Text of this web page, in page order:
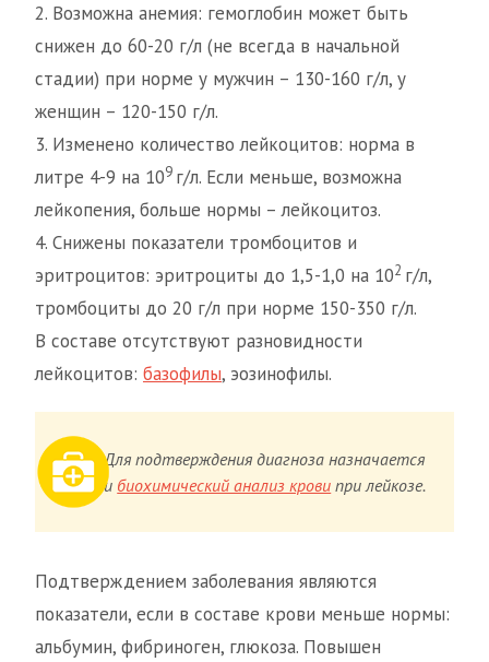
2. Возможна анемия: гемоглобин может быть
снижен до 60-20 г/л (не всегда в начальной
стадии) при норме у мужчин – 130-160 г/л, у
женщин – 120-150 г/л.
3. Изменено количество лейкоцитов: норма в
литре 4-9 на 109 г/л. Если меньше, возможна
лейкопения, больше нормы – лейкоцитоз.
4. Снижены показатели тромбоцитов и
эритроцитов: эритроциты до 1,5-1,0 на 102 г/л,
тромбоциты до 20 г/л при норме 150-350 г/л.
В составе отсутствуют разновидности
лейкоцитов: базофилы, эозинофилы.
Для подтверждения диагноза назначается
и биохимический анализ крови при лейкозе.
Подтверждением заболевания являются
показатели, если в составе крови меньше нормы:
альбумин, фибриноген, глюкоза. Повышен